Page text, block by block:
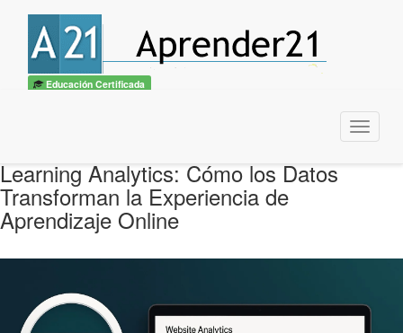
Educación Certificada
Menu
Learning Analytics: Cómo los Datos
Transforman la Experiencia de
Aprendizaje Online